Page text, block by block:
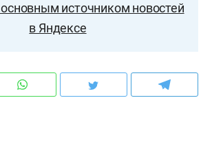
источником новостей
в Яндексе